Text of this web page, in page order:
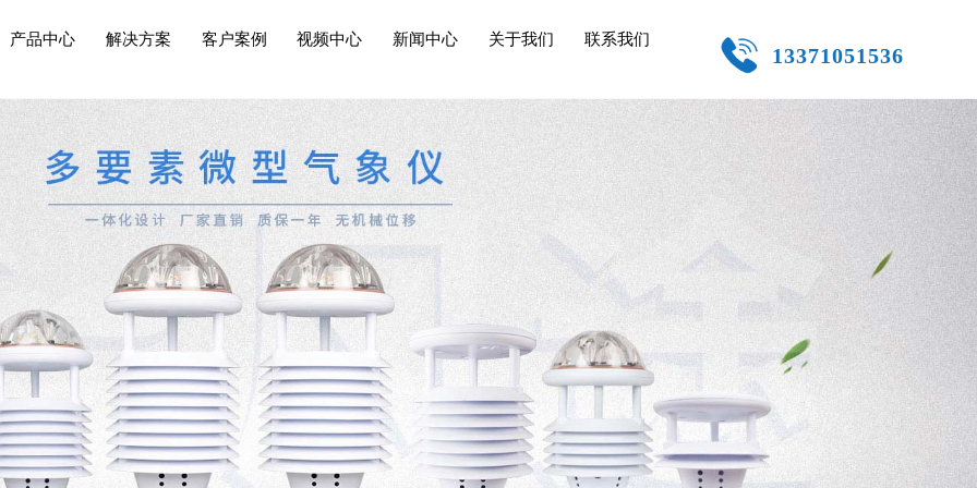
13371051536
产品中心 解决方案 客户案例 视频中心 新闻中心 关于我们 联系我们